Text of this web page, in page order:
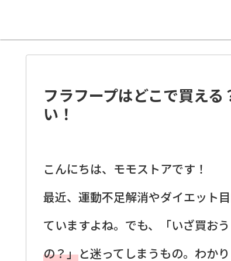
フラフープはどこで買え
い！
こんにちは、モモストアです！
最近、運動不足解消やダイエット
ていますよね。でも、「いざ買お
の？」と迷ってしまうもの。わか